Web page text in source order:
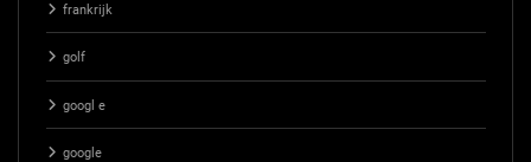
frankrijk
golf
googl e
google